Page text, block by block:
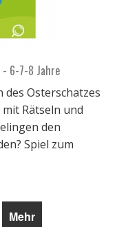
- 6-7-8 Jahre
des Osterschatzes
Rätseln und
den
Spiel zum
Mehr